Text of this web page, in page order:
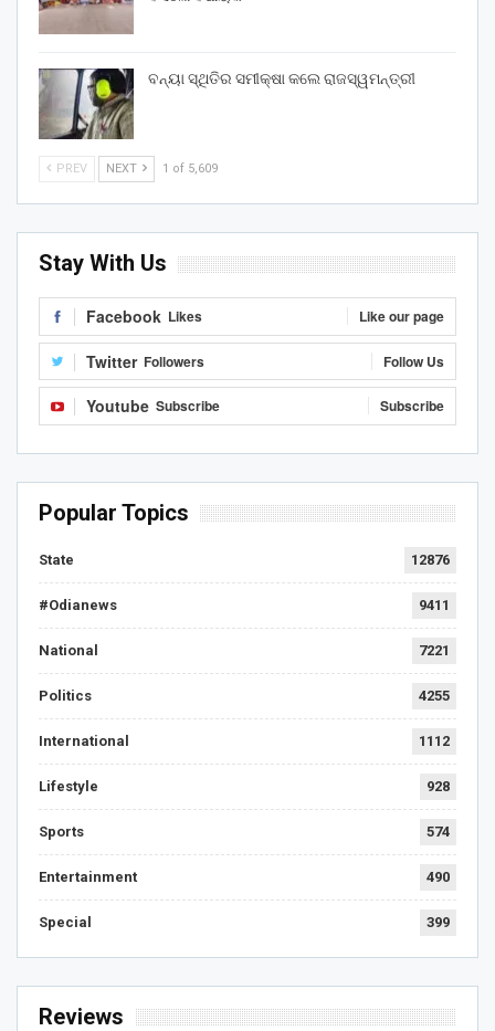
ବନ୍ୟା ସ୍ଥିତିର ସମୀକ୍ଷା କଲେ ରାଜସ୍ୱମନ୍ତ୍ରୀ
PREV NEXT 1 of 5,609
Stay With Us
Facebook Likes Like our page
Twitter Followers Follow Us
Youtube Subscribe Subscribe
Popular Topics
State 12876
#Odianews 9411
National 7221
Politics 4255
International 1112
Lifestyle 928
Sports 574
Entertainment 490
Special 399
Reviews